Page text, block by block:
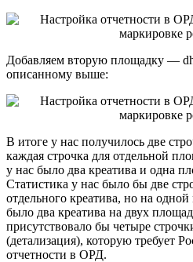
Добавляем вторую площадку —
описанному выше:
В итоге у нас получилось две
каждая строчка для отдельной
у нас было два креатива и одна
Статистика у нас было бы две
отдельного креатива, но на
было два креатива на двух
присутствовало бы четыре
(детализация), которую требует
отчетности в ОРД.